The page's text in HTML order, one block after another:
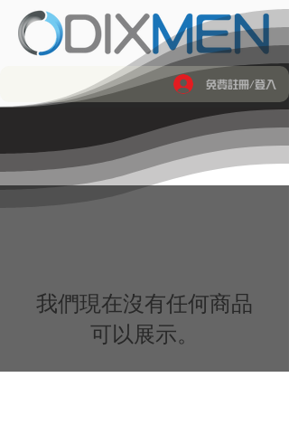
免費註冊/登入
我們現在沒有任何商品
可以展示。